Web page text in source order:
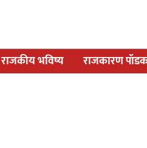
राजकीय भविष्य राजकारण